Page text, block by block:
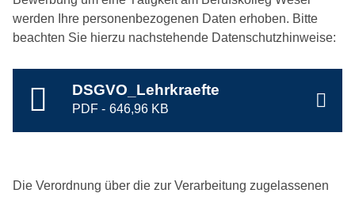
werden Ihre personenbezogenen Daten erhoben. Bitte
beachten Sie hierzu nachstehende Datenschutzhinweise:
DSGVO_Lehrkraefte
646,96 KB
Die Verordnung über die zur Verarbeitung zugelassenen